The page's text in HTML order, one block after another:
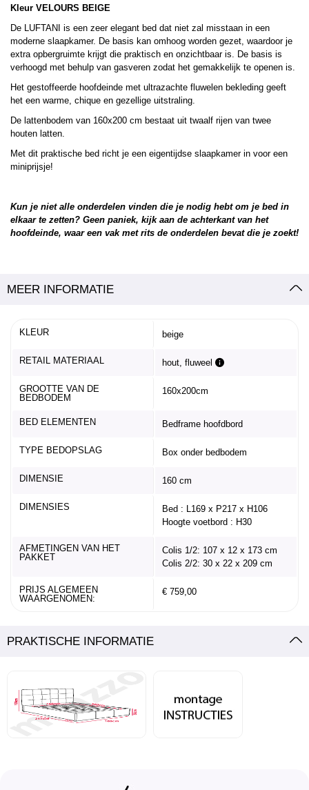
Kleur VELOURS BEIGE
De LUFTANI is een zeer elegant bed dat niet zal misstaan in een
moderne slaapkamer. De basis kan omhoog worden gezet, waardoor je
extra opbergruimte krijgt die praktisch en onzichtbaar is. De basis is
verhoogd met behulp van gasveren zodat het gemakkelijk te openen is.
Het gestoffeerde hoofdeinde met ultrazachte fluwelen bekleding geeft
het een warme, chique en gezellige uitstraling.
De lattenbodem van 160x200 cm bestaat uit twaalf rijen van twee
houten latten.
Met dit praktische bed richt je een eigentijdse slaapkamer in voor een
miniprijsje!
Kun je niet alle onderdelen vinden die je nodig hebt om je bed in
elkaar te zetten? Geen paniek, kijk aan de achterkant van het
hoofdeinde, waar een vak met rits de onderdelen bevat die je zoekt!
MEER INFORMATIE
KLEUR beige
RETAIL MATERIAAL hout, fluweel
GROOTTE VAN DE
BEDBODEM
160x200cm
BED ELEMENTEN Bedframe hoofdbord
TYPE BEDOPSLAG Box onder bedbodem
DIMENSIE 160 cm
DIMENSIES
Bed : L169 x P217 x H106
Hoogte voetbord : H30
AFMETINGEN VAN HET
PAKKET
Colis 1/2: 107 x 12 x 173 cm
Colis 2/2: 30 x 22 x 209 cm
PRIJS ALGEMEEN
WAARGENOMEN:
€ 759,00
PRAKTISCHE INFORMATIE